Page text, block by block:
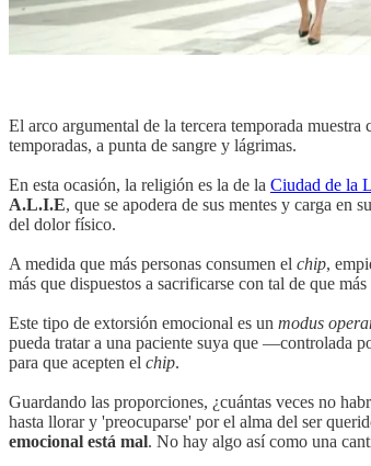
El arco argumental de la tercera temporada
temporadas, a punta de sangre y lágrimas.
En esta ocasión, la religión es la de la Ciudad de la
A.L.I.E, que se apodera de sus mentes y carga en
del dolor físico.
A medida que más personas consumen el chip,
más que dispuestos a sacrificarse con tal de que
Este tipo de extorsión emocional es un modus
pueda tratar a una paciente suya que —controlada
para que acepten el chip.
Guardando las proporciones, ¿cuántas veces no
hasta llorar y 'preocuparse' por el alma del ser
emocional está mal. No hay algo así como una